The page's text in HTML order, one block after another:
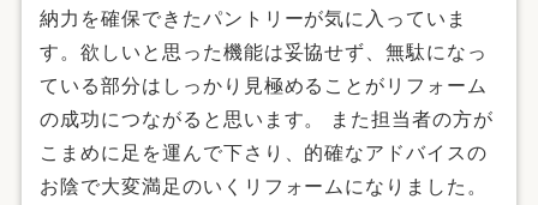
納力を確保できたパントリーが気に入っていま
す。欲しいと思った機能は妥協せず、無駄になっ
ている部分はしっかり見極めることがリフォーム
の成功につながると思います。 また担当者の方が
こまめに足を運んで下さり、的確なアドバイスの
お陰で大変満足のいくリフォームになりました。